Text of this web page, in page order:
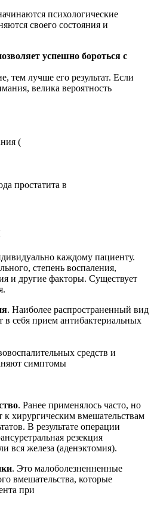
психологические
своего состояния и
успешно бороться с
тем лучше его результат. Если
велика вероятность
(
простатита в
каждому пациенту.
степень воспаления,
и другие факторы. Существует
. Наиболее распространенный вид
себя прием антибактериальных
средств и
симптомы
. Ранее применялось часто, но
к хирургическим вмешательствам
В результате операции
резекция
вся железа (аденэктомия).
. Это малоболезненненные
вмешательства, которые
при